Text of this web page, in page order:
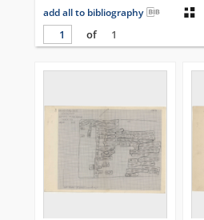
add all to bibliography
of
1